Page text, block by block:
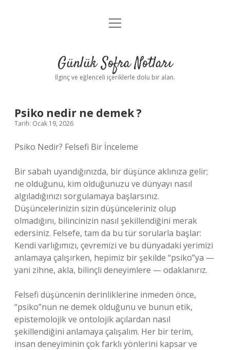
Anasayfa
Yasal Uyarı
menüyü
Günlük Sofra Notları
İlginç ve eğlenceli içeriklerle dolu bir alan.
Psiko nedir ne demek ?
Tarih: Ocak 19, 2026
Psiko Nedir? Felsefi Bir İnceleme
Bir sabah uyandığınızda, bir düşünce aklınıza gelir;
ne olduğunu, kim olduğunuzu ve dünyayı nasıl
algıladığınızı sorgulamaya başlarsınız.
Düşüncelerinizin sizin düşünceleriniz olup
olmadığını, bilincinizin nasıl şekillendiğini merak
edersiniz. Felsefe, tam da bu tür sorularla başlar:
Kendi varlığımızı, çevremizi ve bu dünyadaki yerimizi
anlamaya çalışırken, hepimiz bir şekilde “psiko”ya —
yani zihne, akla, bilinçli deneyimlere — odaklanırız.
Felsefi düşüncenin derinliklerine inmeden önce,
“psiko”nun ne demek olduğunu ve bunun etik,
epistemolojik ve ontolojik açılardan nasıl
şekillendiğini anlamaya çalışalım. Her bir terim,
insan deneyiminin çok farklı yönlerini kapsar ve